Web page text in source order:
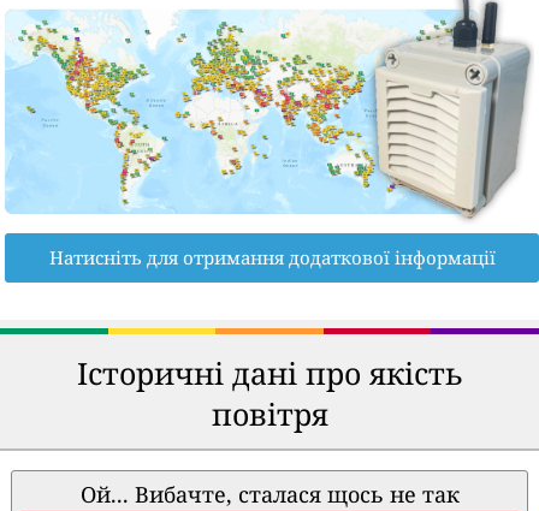
Натисніть для отримання додаткової інформації
Історичні дані про якість
повітря
Ой... Вибачте, сталася щось не так